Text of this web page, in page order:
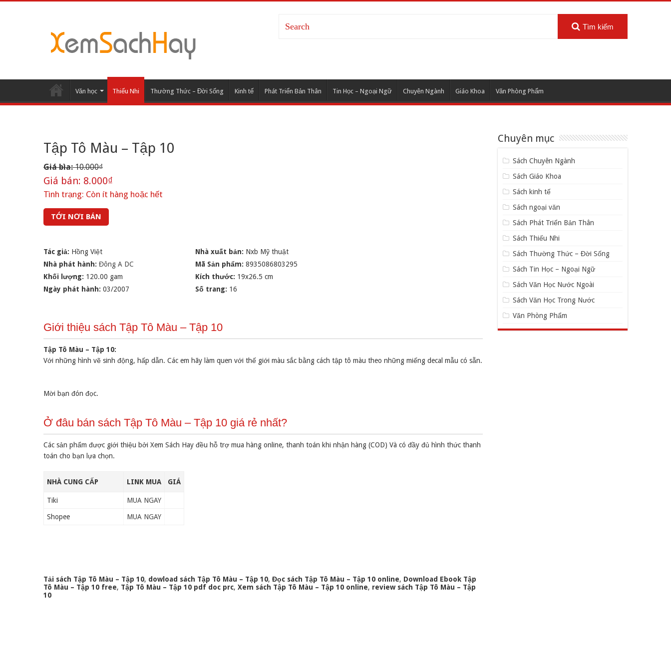
Tìm kiếm
Văn học Thiếu Nhi Thường Thức – Đời Sống Kinh tế Phát Triển Bản Thân Tin Học – Ngoại Ngữ Chuyên Ngành Giáo Khoa Văn Phòng Phẩm
Tập Tô Màu – Tập 10
Giá bìa:10.000₫
Giá bán: 8.000₫
Tình trạng: Còn ít hàng hoặc hết
TỚI NƠI BÁN
Tác giả: Hồng Việt Nhà xuất bản: Nxb Mỹ thuật
Nhà phát hành: Đông A DC Mã Sản phẩm: 8935086803295
Khối lượng: 120.00 gam Kích thước: 19x26.5 cm
Ngày phát hành: 03/2007 Số trang: 16
Giới thiệu sách Tập Tô Màu – Tập 10
Tập Tô Màu – Tập 10:
Với những hình vẽ sinh động, hấp dẫn. Các em hãy làm quen với thế giới màu sắc bằng cách tập tô màu theo những miếng decal mẫu có sẵn.
Mời bạn đón đọc.
Ở đâu bán sách Tập Tô Màu – Tập 10 giá rẻ nhất?
Các sản phẩm được giới thiệu bởi Xem Sách Hay đều hỗ trợ mua hàng online, thanh toán khi nhận hàng (COD) Và có đầy đủ hình thức thanh
toán cho bạn lựa chọn.
NHÀ CUNG CẤP LINK MUA GIÁ
Tiki MUA NGAY
Shopee MUA NGAY
Tải sách Tập Tô Màu – Tập 10, dowload sách Tập Tô Màu – Tập 10, Đọc sách Tập Tô Màu – Tập 10 online, Download Ebook Tập
Tô Màu – Tập 10 free, Tập Tô Màu – Tập 10 pdf doc prc, Xem sách Tập Tô Màu – Tập 10 online, review sách Tập Tô Màu – Tập
10
Chuyên mục
Sách Chuyên Ngành
Sách Giáo Khoa
Sách kinh tế
Sách ngoại văn
Sách Phát Triển Bản Thân
Sách Thiếu Nhi
Sách Thường Thức – Đời Sống
Sách Tin Học – Ngoại Ngữ
Sách Văn Học Nước Ngoài
Sách Văn Học Trong Nước
Văn Phòng Phẩm